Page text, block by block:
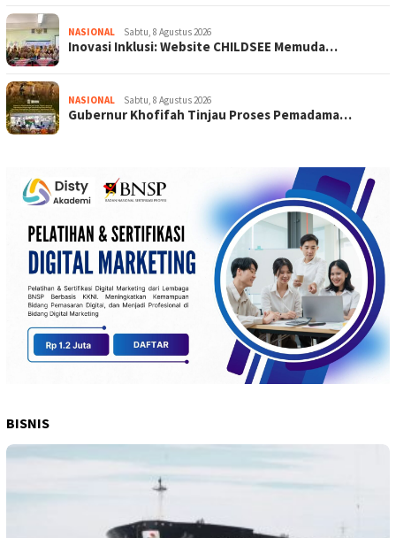
NASIONAL Sabtu, 8 Agustus 2026
Inovasi Inklusi: Website CHILDSEE Memuda…
NASIONAL Sabtu, 8 Agustus 2026
Gubernur Khofifah Tinjau Proses Pemadama…
BISNIS